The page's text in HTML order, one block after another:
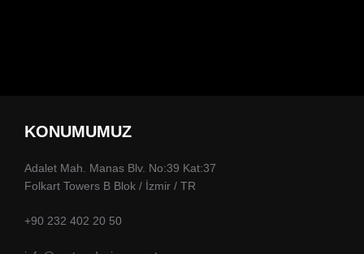
KONUMUMUZ
Adalet Mah. Manas Blv. No:39 Kat:37
Folkart Towers B Blok / İzmir / TR
+90 232 402 20 50